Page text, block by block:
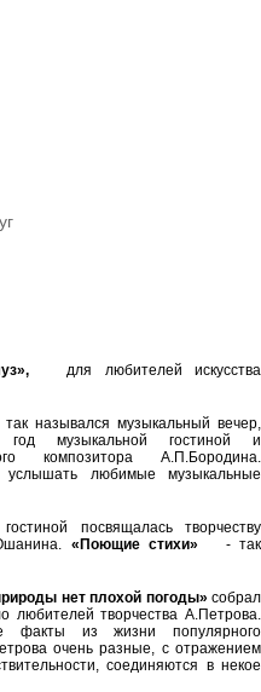
для любителей искусства
так назывался музыкальный вечер,
год музыкальной гостиной и
композитора А.П.Бородина.
услышать любимые музыкальные
посвящалась творчеству
«Поющие стихи» - так
нет плохой погоды» собрал
любителей творчества А.Петрова.
факты из жизни популярного
очень разные, с отражением
соединяются в некое